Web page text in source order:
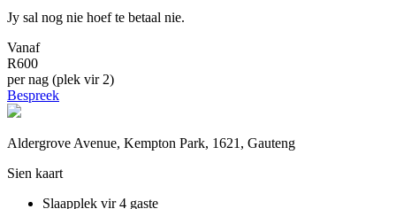
Jy sal nog nie hoef te betaal nie.
Vanaf
R600
per nag (plek vir 2)
Bespreek
Aldergrove Avenue, Kempton Park, 1621, Gauteng
Sien kaart
Slaapplek vir 4 gaste